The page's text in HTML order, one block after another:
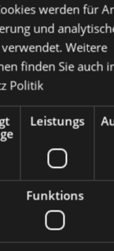
4.5cm Breite 8cm
werden für
und
Weitere
finden Sie auch
Politik
Leistungs
Funktions